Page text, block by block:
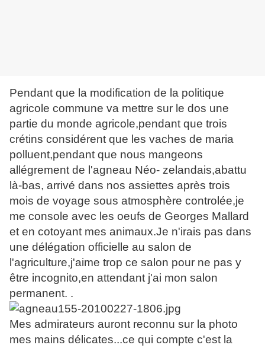
Pendant que la modification de la politique
agricole commune va mettre sur le dos une
partie du monde agricole,pendant que trois
crétins considérent que les vaches de maria
polluent,pendant que nous mangeons
allégrement de l'agneau Néo- zelandais,abattu
là-bas, arrivé dans nos assiettes après trois
mois de voyage sous atmosphère controlée,je
me console avec les oeufs de Georges Mallard
et en cotoyant mes animaux.Je n'irais pas dans
une délégation officielle au salon de
l'agriculture,j'aime trop ce salon pour ne pas y
être incognito,en attendant j'ai mon salon
permanent. .
Mes admirateurs auront reconnu sur la photo
mes mains délicates...ce qui compte c'est la